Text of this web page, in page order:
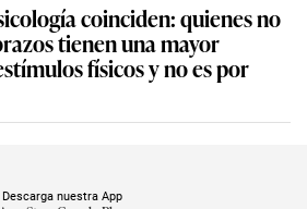
coinciden: quienes no
tienen una mayor
físicos y no es por
Descarga nuestra App